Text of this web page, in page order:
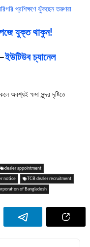
প্রশিক্ষণে ঝুঁকছেন তরুণরা
যুক্ত থাকুন!
ইউটিউব চ্যানেল
অবশ্যই ক্ষমা সুন্দর দৃষ্টিতে
dealer appointment
notice TCB dealer recruitment
of Bangladesh